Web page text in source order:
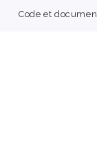
Code et